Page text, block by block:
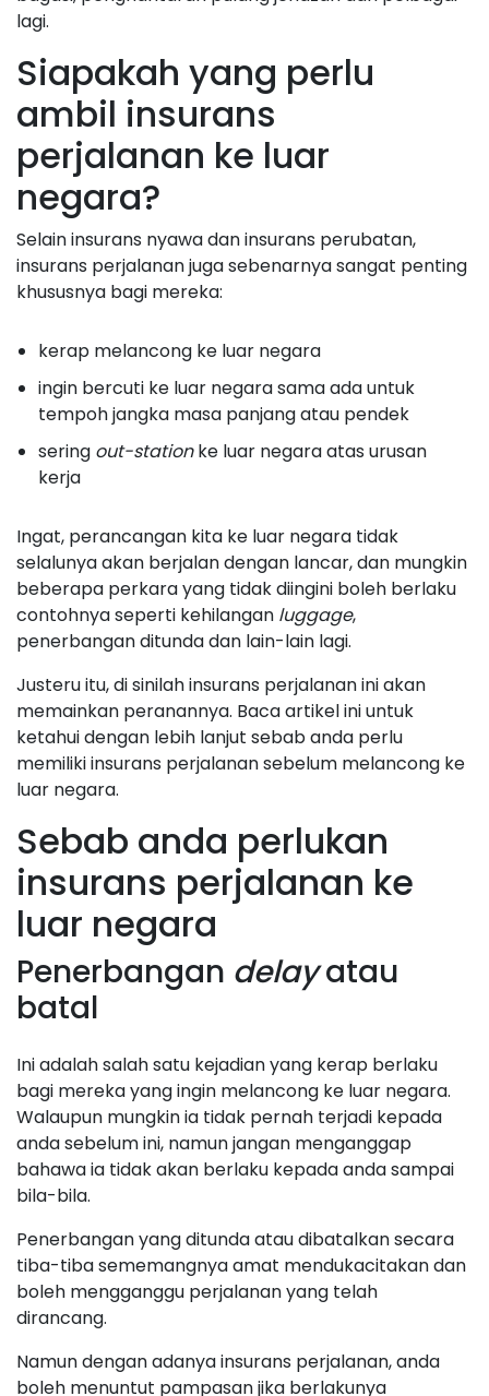
lagi.
Siapakah yang perlu
ambil insurans
perjalanan ke luar
negara?
Selain insurans nyawa dan insurans perubatan,
insurans perjalanan juga sebenarnya sangat penting
khususnya bagi mereka:
kerap melancong ke luar negara
ingin bercuti ke luar negara sama ada untuk
tempoh jangka masa panjang atau pendek
sering out-stationke luar negara atas urusan
kerja
Ingat, perancangan kita ke luar negara tidak
selalunya akan berjalan dengan lancar, dan mungkin
beberapa perkara yang tidak diingini boleh berlaku
contohnya seperti kehilangan luggage,
penerbangan ditunda dan lain-lain lagi.
Justeru itu, di sinilah insurans perjalanan ini akan
memainkan peranannya. Baca artikel ini untuk
ketahui dengan lebih lanjut sebab anda perlu
memiliki insurans perjalanan sebelum melancong ke
luar negara.
Sebab anda perlukan
insurans perjalanan ke
luar negara
Penerbangan delayatau
batal
Ini adalah salah satu kejadian yang kerap berlaku
bagi mereka yang ingin melancong ke luar negara.
Walaupun mungkin ia tidak pernah terjadi kepada
anda sebelum ini, namun jangan menganggap
bahawa ia tidak akan berlaku kepada anda sampai
bila-bila.
Penerbangan yang ditunda atau dibatalkan secara
tiba-tiba sememangnya amat mendukacitakan dan
boleh mengganggu perjalanan yang telah
dirancang.
Namun dengan adanya insurans perjalanan, anda
boleh menuntut pampasan jika berlakunya